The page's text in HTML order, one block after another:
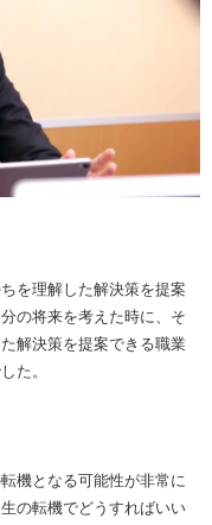
を理解した解決策を提案
の将来を考えた時に、そ
解決策を提案できる職業
た。
機となる可能性が非常に
の転機でどうすればいい